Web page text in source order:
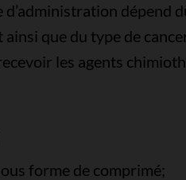
d’administration dépend
que du type de
les agents
forme de comprimé;